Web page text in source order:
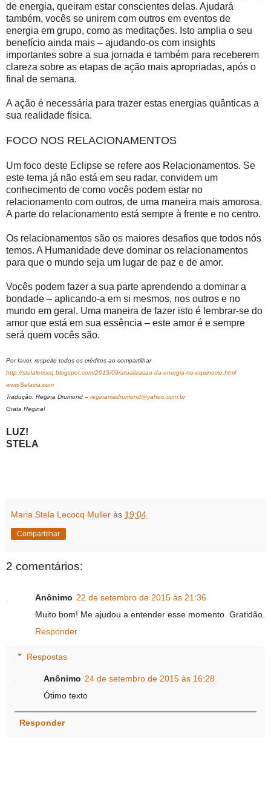
de energia, queiram estar conscientes delas. Ajudará
também, vocês se unirem com outros em eventos de
energia em grupo, como as meditações. Isto amplia o seu
benefício ainda mais – ajudando-os com insights
importantes sobre a sua jornada e também para receberem
clareza sobre as etapas de ação mais apropriadas, após o
final de semana.
A ação é necessária para trazer estas energias quânticas a
sua realidade física.
FOCO NOS RELACIONAMENTOS
Um foco deste Eclipse se refere aos Relacionamentos. Se
este tema já não está em seu radar, convidem um
conhecimento de como vocês podem estar no
relacionamento com outros, de uma maneira mais amorosa.
A parte do relacionamento está sempre à frente e no centro.
Os relacionamentos são os maiores desafios que todos nós
temos. A Humanidade deve dominar os relacionamentos
para que o mundo seja um lugar de paz e de amor.
Vocês podem fazer a sua parte aprendendo a dominar a
bondade – aplicando-a em si mesmos, nos outros e no
mundo em geral. Uma maneira de fazer isto é lembrar-se do
amor que está em sua essência – este amor é e sempre
será quem vocês são.
Por favor, respeite todos os créditos ao compartilhar
http://stelalecocq.blogspot.com/2015/09/atualizacao-da-energia-no-equinocio.html
www.Selacia.com
Tradução: Regina Drumond – reginamadrumond@yahoo.com.br
Grata Regina!
LUZ!
STELA
Maria Stela Lecocq Muller às 19:04
Compartilhar
2 comentários:
Anônimo 22 de setembro de 2015 às 21:36
Muito bom! Me ajudou a entender esse momento. Gratidão.
Responder
Respostas
Anônimo 24 de setembro de 2015 às 16:28
Ótimo texto
Responder